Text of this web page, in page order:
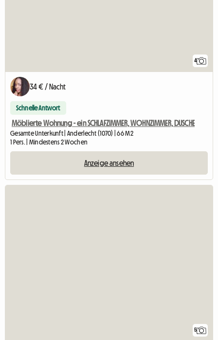
4
34 € / Nacht
Schnelle Antwort
Möblierte Wohnung - ein SCHLAFZIMMER, WOHNZIMMER, DUSCHE
Gesamte Unterkunft | Anderlecht (1070) | 66 M2
1 Pers. | Mindestens 2 Wochen
Anzeige ansehen
5